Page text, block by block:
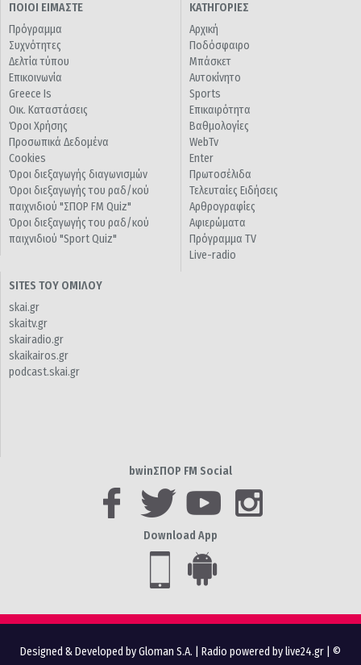
ΠΟΙΟΙ ΕΙΜΑΣΤΕ
Πρόγραμμα
Συχνότητες
Δελτία τύπου
Επικοινωνία
Greece Is
Οικ. Καταστάσεις
Όροι Χρήσης
Προσωπικά Δεδομένα
Cookies
Όροι διεξαγωγής διαγωνισμών
Όροι διεξαγωγής του ραδ/κού
παιχνιδιού "ΣΠΟΡ FM Quiz"
Όροι διεξαγωγής του ραδ/κού
παιχνιδιού "Sport Quiz"
ΚΑΤΗΓΟΡΙΕΣ
Αρχική
Ποδόσφαιρο
Μπάσκετ
Αυτοκίνητο
Sports
Επικαιρότητα
Βαθμολογίες
WebTv
Enter
Πρωτοσέλιδα
Τελευταίες Ειδήσεις
Αρθρογραφίες
Αφιερώματα
Πρόγραμμα TV
Live-radio
SITES ΤΟΥ ΟΜΙΛΟΥ
skai.gr
skaitv.gr
skairadio.gr
skaikairos.gr
podcast.skai.gr
bwinΣΠΟΡ FM Social
Download App
Designed & Developed by Gloman S.A. Radio powered by live24.gr | ©